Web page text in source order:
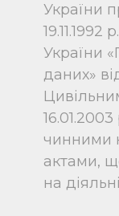
України
України
даних»
чинними
актами,
на